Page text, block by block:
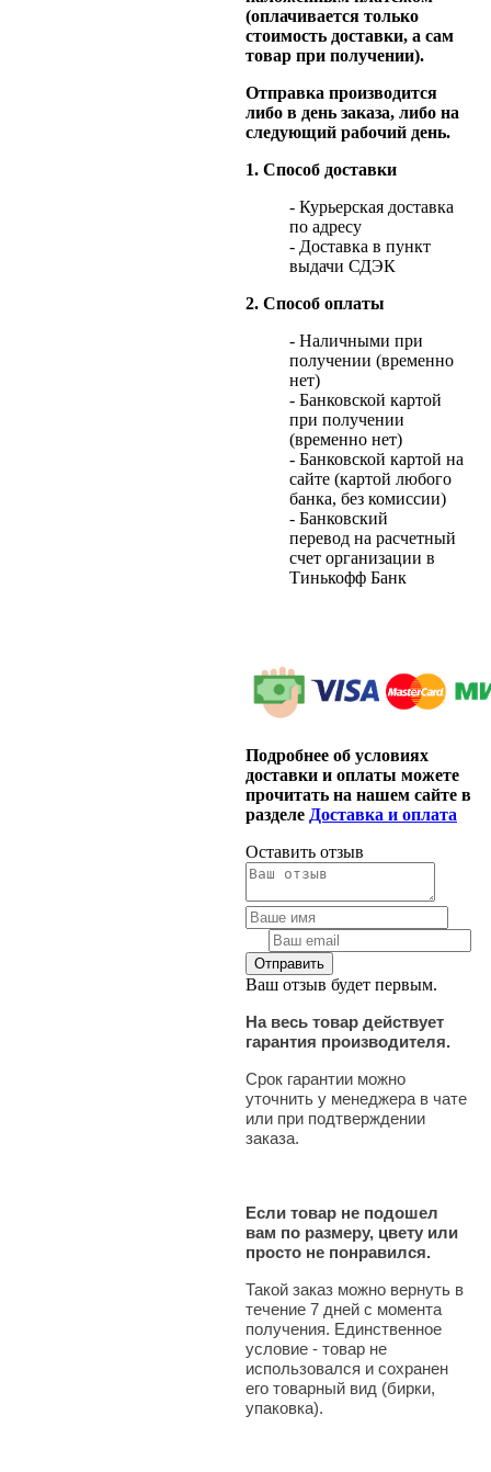
(оплачивается только
стоимость доставки, а сам
товар при получении).
Отправка производится
либо в день заказа, либо на
следующий рабочий день.
1. Способ доставки
- Курьерская доставка
по адресу
- Доставка в пункт
выдачи СДЭК
2. Способ оплаты
- Наличными при
получении (временно
нет)
- Банковской картой
при получении
(временно нет)
- Банковской картой на
сайте (картой любого
банка, без комиссии)
- Банковский
перевод на расчетный
счет организации в
Тинькофф Банк
Подробнее об условиях
доставки и оплаты можете
прочитать на нашем сайте в
разделе Доставка и оплата
Оставить отзыв
Ваш отзыв будет первым.
На весь товар действует
гарантия производителя.
Срок гарантии можно
уточнить у менеджера в чате
или при подтверждении
заказа.
Если товар не подошел
вам по размеру, цвету или
просто не понравился.
Такой заказ можно вернуть в
течение 7 дней с момента
получения. Единственное
условие - товар не
использовался и сохранен
его товарный вид (бирки,
упаковка).